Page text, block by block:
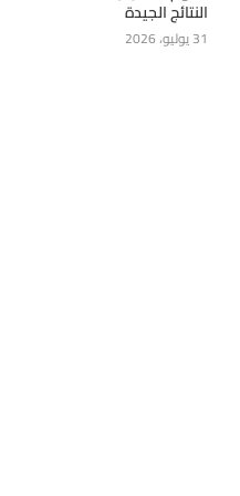
النتائج الجيدة
31 يوليو، 2026